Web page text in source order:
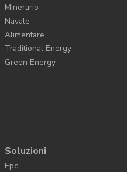
Minerario
Navale
Alimentare
Traditional Energy
Green Energy
Soluzioni
Epc